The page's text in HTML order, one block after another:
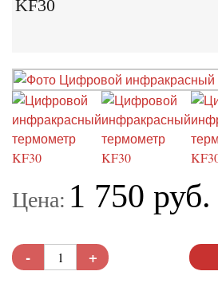
KF30
Цена: 1 750 руб.
- +